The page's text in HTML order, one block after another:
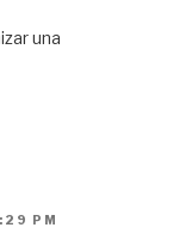
una
PM